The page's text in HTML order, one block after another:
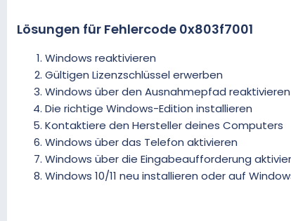
Lösungen für Fehlercode 0x803f7001
Windows reaktivieren
Gültigen Lizenzschlüssel erwerben
Windows über den Ausnahmepfad reaktivieren
Die richtige Windows-Edition installieren
Kontaktiere den Hersteller deines Computers
Windows über das Telefon aktivieren
Windows über die Eingabeaufforderung
Windows 10/11 neu installieren oder auf